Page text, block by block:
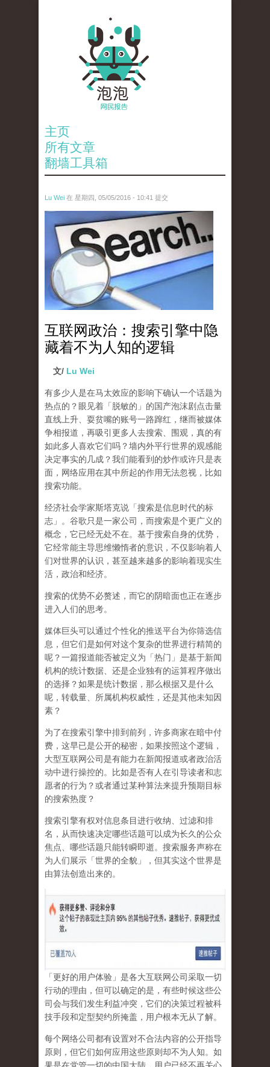
主页
所有文章
翻墙工具箱
Lu Wei 在 星期四, 05/05/2016 - 10:41 提交
wen_tou_tu_3.jpeg
互联网政治：搜索引擎中隐
藏着不为人知的逻辑
文/ Lu Wei
有多少人是在马太效应的影响下确认一个话题为
热点的？眼见着「脱敏的」的国产泡沫剧点击量
直线上升、耍贫嘴的账号一路蹿红，继而被媒体
争相报道，再吸引更多人去搜索、围观，真的有
如此多人喜欢它们吗？墙内外平行世界的观感能
决定事实的几成？我们能看到的炒作或许只是表
面，网络应用在其中所起的作用无法忽视，比如
搜索功能。
经济社会学家斯塔克说「搜索是信息时代的标
志」。谷歌只是一家公司，而搜索是个更广义的
概念，它已经无处不在。基于搜索自身的优势，
它经常能主导思维懒惰者的意识，不仅影响着人
们对世界的认识， 甚至越来越多的影响着现实生
活，政治和经济。
搜索的优势不必赘述，而它的阴暗面也正在逐步
进入人们的思考。
媒体巨头可以通过个性化的推送平台为你筛选信
息，但它们是如何对这个复杂的世界进行精简的
呢？一篇报道能否被定义为「热门」是基于新闻
机构的统计数据、还是企业独有的运算程序做出
的选择？如果是统计数据，那么根据又是什么
呢，转载量、所属机构权威性，还是其他未知因
素？
为了在搜索引擎中排到前列，许多商家在暗中付
费，这早已是公开的秘密，如果按照这个逻辑，
大型互联网公司是有能力在新闻报道或者政治活
动中进行操控的。比如是否有人在引导读者和志
愿者的行为？或者通过某种算法来提升预期目标
的搜索热度？
搜索引擎有权对信息条目进行收纳、过滤和排
名，从而快速决定哪些话题可以成为长久的公众
焦点、哪些话题只能转瞬即逝。搜索服务声称在
为人们展示「世界的全貌」，但其实这个世界是
由算法创造出来的。
「更好的用户体验」是各大互联网公司采取一切
行动的理由，但可以确定的是，有些时候这些公
司会与我们发生利益冲突，它们的决策过程被科
技手段和定型契约所掩盖，用户根本无从了解。
每个网络公司都有设置对不合法内容的公开指导
原则，但它们如何应用这些原则却不为人知。如